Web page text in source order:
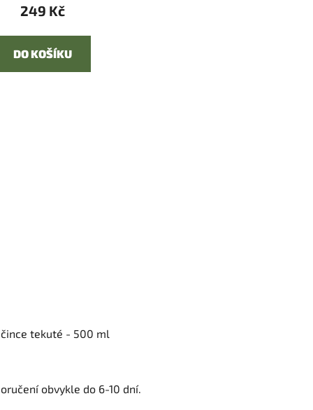
249 Kč
DO KOŠÍKU
tekuté - 500 ml
obvykle do 6-10 dní.